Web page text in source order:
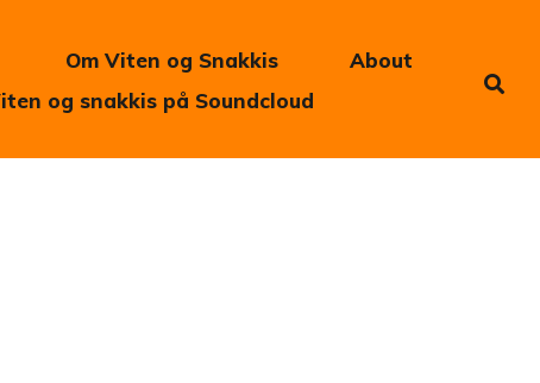
Om Viten og Snakkis
About
og snakkis på Soundcloud